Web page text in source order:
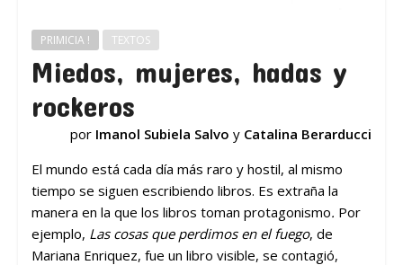
PRIMICIA ! TEXTOS
Miedos, mujeres, hadas y
rockeros
por Imanol Subiela Salvo y Catalina Berarducci
El mundo está cada día más raro y hostil, al mismo
tiempo se siguen escribiendo libros. Es extraña la
manera en la que los libros toman protagonismo. Por
ejemplo, Las cosas que perdimos en el fuego, de
Mariana Enriquez, fue un libro visible, se contagió,